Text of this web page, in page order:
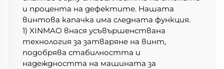
и процента на дефектите. Нашата
винтова капачка има следната функция.
1) XINMAO внася усъвършенствана
технология за затваряне на винт,
подобрява стабилността и
надеждността на машината за